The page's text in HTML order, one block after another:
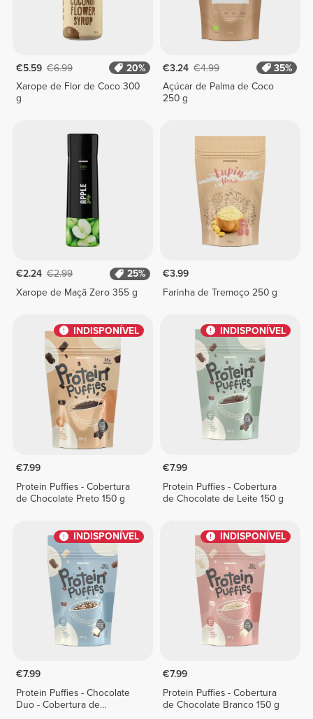
€5.59 €6.99
20%
Xarope de Flor de Coco 300
g
€3.24 €4.99
35%
Açúcar de Palma de Coco
250 g
€2.24 €2.99
25%
Xarope de Maçã Zero 355 g
€3.99
Farinha de Tremoço 250 g
INDISPONÍVEL
€7.99
Protein Puffies - Cobertura
de Chocolate Preto 150 g
INDISPONÍVEL
€7.99
Protein Puffies - Cobertura
de Chocolate de Leite 150 g
INDISPONÍVEL
€7.99
Protein Puffies - Chocolate
Duo - Cobertura de
INDISPONÍVEL
€7.99
Protein Puffies - Cobertura
de Chocolate Branco 150 g